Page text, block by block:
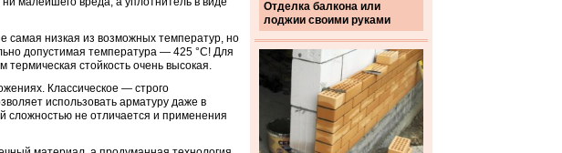
Отделка балкона или
лоджии своими руками
самая низкая из возможных температур, но
допустимая температура — 425 °C! Для
термическая стойкость очень высокая.
Классическое — строго
использовать арматуру даже в
сложностью не отличается и применения